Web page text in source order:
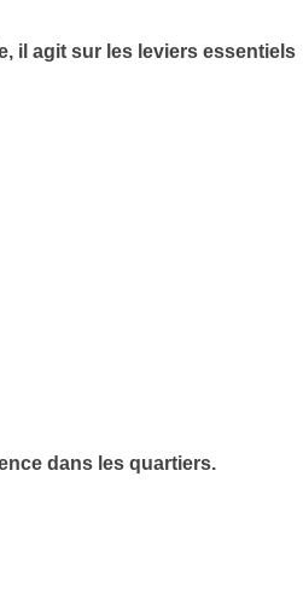
il agit sur les leviers essentiels
dans les quartiers.